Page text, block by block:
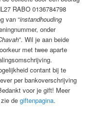
RABO 0136784798
van “instandhouding
onder
”. Wil je aan beide
met twee aparte
contant bij te
per bankoverschrijving
voor je gift! Meer
zie degiftenpagina.